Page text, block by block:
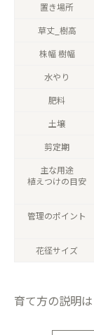
置き場所
草丈_樹高
株幅 樹幅
水やり
肥料
土壌
剪定期
主な用途
植えつけの目安
管理のポイント
花径サイズ
育て方の説明は